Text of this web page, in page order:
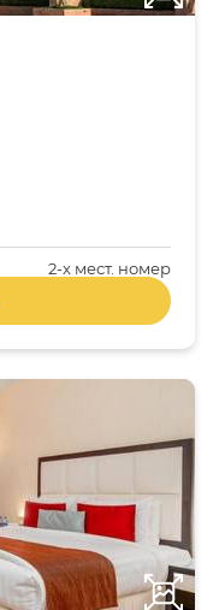
2-x мест. номер